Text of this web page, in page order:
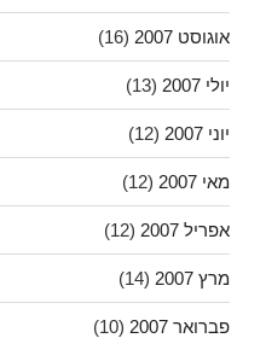
אוגוסט 2007 (16)
יולי 2007 (13)
יוני 2007 (12)
מאי 2007 (12)
אפריל 2007 (12)
מרץ 2007 (14)
פברואר 2007 (10)